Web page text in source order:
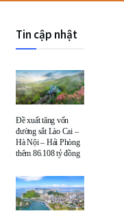
Tin cập nhật
Đề xuất tăng vốn
đường sắt Lào Cai –
Hà Nội – Hải Phòng
thêm 86.108 tỷ đồng